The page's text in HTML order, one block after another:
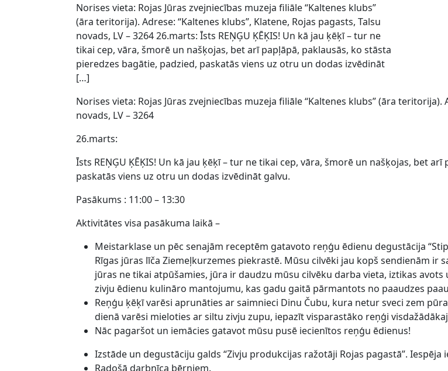
Norises vieta: Rojas Jūras zvejniecības muzeja filiāle “Kaltenes klubs”
(āra teritorija). Adrese: “Kaltenes klubs”, Klatene, Rojas pagasts, Talsu
novads, LV – 3264 26.marts: Īsts REŅĢU ĶĒĶIS! Un kā jau ķēķī – tur ne
tikai cep, vāra, šmorē un našķojas, bet arī papļāpā, paklausās, ko stāsta
pieredzes bagātie, padzied, paskatās viens uz otru un dodas izvēdināt
[…]
Norises vieta: Rojas Jūras zvejniecības muzeja filiāle “Kaltenes klubs” (āra teritorija).
novads, LV – 3264
26.marts:
Īsts REŅĢU ĶĒĶIS! Un kā jau ķēķī – tur ne tikai cep, vāra, šmorē un našķojas, bet
paskatās viens uz otru un dodas izvēdināt galvu.
Pasākums : 11:00 – 13:30
Aktivitātes visa pasākuma laikā –
Meistarklase un pēc senajām receptēm gatavoto reņģu ēdienu degustācija
Rīgas jūras līča Ziemeļkurzemes piekrastē. Mūsu cilvēki jau kopš sendienām
jūras ne tikai atpūšamies, jūra ir daudzu mūsu cilvēku darba vieta, iztikas
zivju ēdienu kulināro mantojumu, kas gadu gaitā pārmantots no paaudzes
Reņģu ķēķī varēsi aprunāties ar saimnieci Dinu Čubu, kura netur sveci zem
dienā varēsi mieloties ar siltu zivju zupu, iepazīt visparastāko reņģi
Nāc pagaršot un iemācies gatavot mūsu pusē iecienītos reņģu ēdienus!
Izstāde un degustāciju galds “Zivju produkcijas ražotāji Rojas pagastā”.
Radošā darbnīca bērniem.